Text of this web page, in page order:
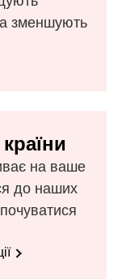
зменшують
на ваше
до наших